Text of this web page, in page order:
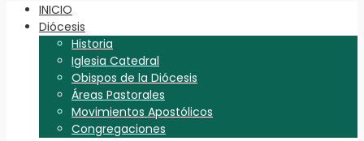
INICIO
Diócesis
Historia
Iglesia Catedral
Obispos de la Diócesis
Áreas Pastorales
Movimientos Apostólicos
Congregaciones